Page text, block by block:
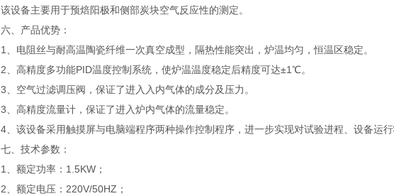
该设备主要用于预焙阳极和侧部炭块空气反应性的测定。
六、产品优势：
1、电阻丝与耐高温陶瓷纤维一次真空成型，隔热性能突出，炉温均匀，恒温区稳定。
2、高精度多功能PID温度控制系统，使炉温温度稳定后精度可达±1℃。
3、空气过滤调压阀，保证了进入入内气体的成分及压力。
3、高精度流量计，保证了进入炉内气体的流量稳定。
4、该设备采用触摸屏与电脑端程序两种操作控制程序，进一步实现对试验进程、设备运
七、技术参数：
1、额定功率：1.5KW；
2、额定电压：220V/50HZ；